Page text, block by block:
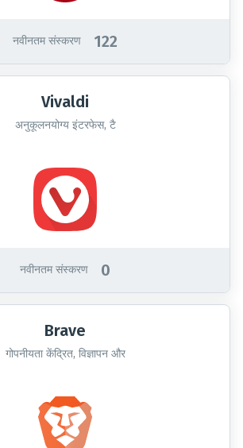
नवीनतम संस्करण 122
Vivaldi
अनुकूलनयोग्य इंटरफेस, टै
नवीनतम संस्करण 0
Brave
गोपनीयता केंद्रित, विज्ञापन और